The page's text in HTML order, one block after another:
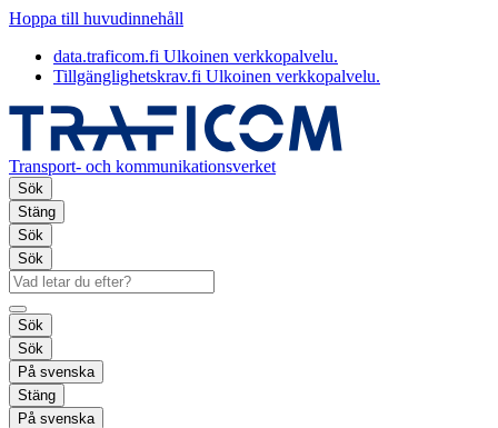
Hoppa till huvudinnehåll
data.traficom.fi Ulkoinen verkkopalvelu.
Tillgänglighetskrav.fi Ulkoinen verkkopalvelu.
Transport- och kommunikationsverket
Sök
Stäng
Sök
Sök
Sök
Sök
På svenska
Stäng
På svenska